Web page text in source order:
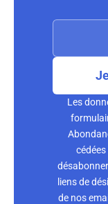
Les
liens de
de nos